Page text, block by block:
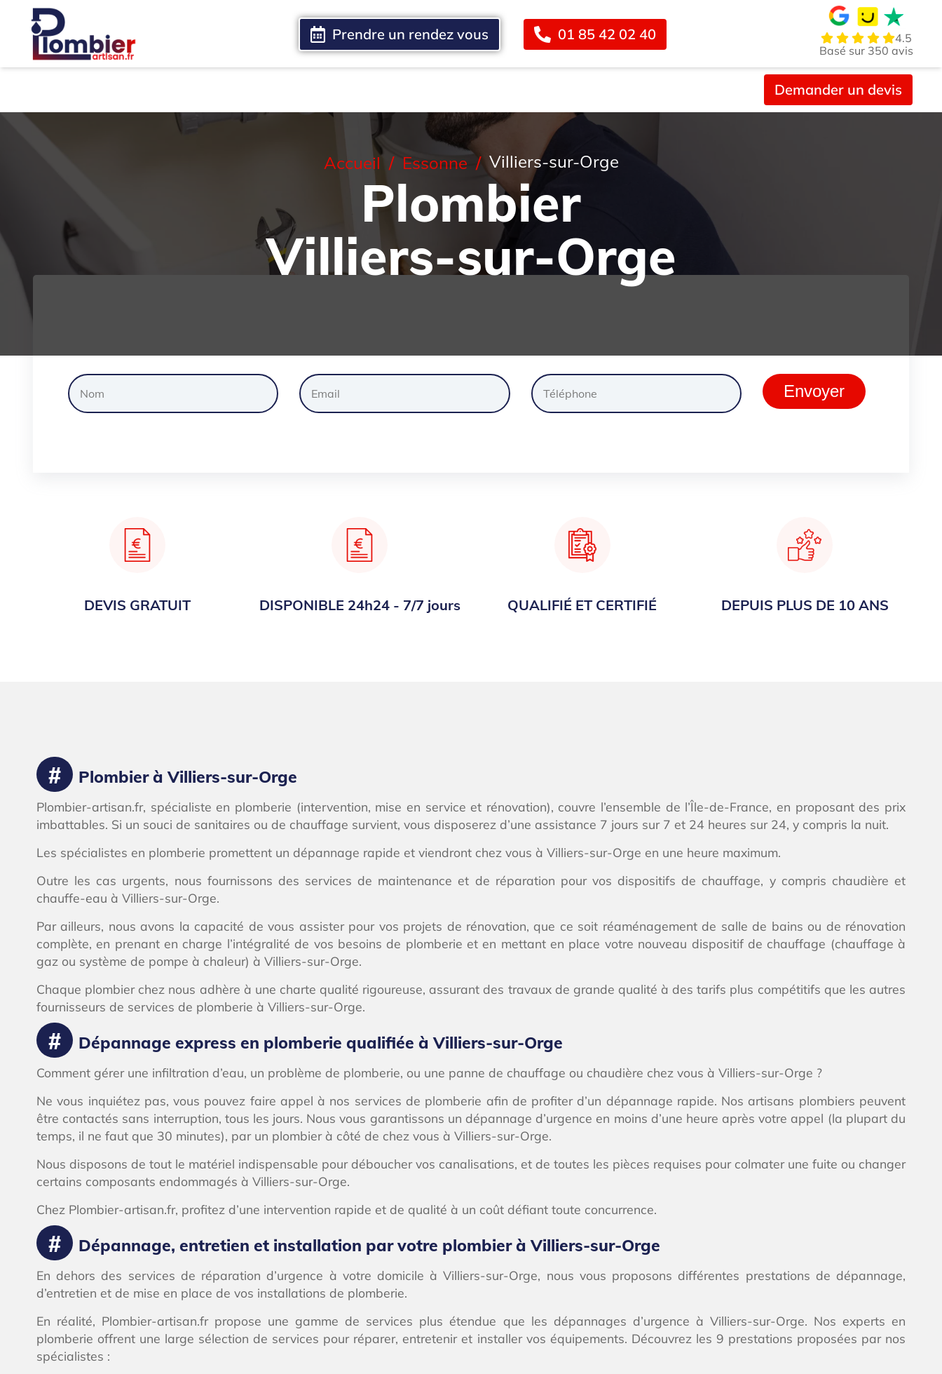
Prendre un rendez vous 01 85 42 02 40
4.5
Basé sur 350 avis
Demander un devis
Accueil Essonne Villiers-sur-Orge
Plombier
Villiers-sur-Orge
Demander un devis gratuitement
Envoyer
DEVIS GRATUIT DISPONIBLE 24h24 - 7/7 jours QUALIFIÉ ET CERTIFIÉ DEPUIS PLUS DE 10 ANS
Plombier à Villiers-sur-Orge
Plombier-artisan.fr, spécialiste en plomberie (intervention, mise en service et rénovation), couvre l’ensemble de l’Île-de-France, en proposant des prix
imbattables. Si un souci de sanitaires ou de chauffage survient, vous disposerez d’une assistance 7 jours sur 7 et 24 heures sur 24, y compris la nuit.
Les spécialistes en plomberie promettent un dépannage rapide et viendront chez vous à Villiers-sur-Orge en une heure maximum.
Outre les cas urgents, nous fournissons des services de maintenance et de réparation pour vos dispositifs de chauffage, y compris chaudière et
chauffe-eau à Villiers-sur-Orge.
Par ailleurs, nous avons la capacité de vous assister pour vos projets de rénovation, que ce soit réaménagement de salle de bains ou de rénovation
complète, en prenant en charge l’intégralité de vos besoins de plomberie et en mettant en place votre nouveau dispositif de chauffage (chauffage à
gaz ou système de pompe à chaleur) à Villiers-sur-Orge.
Chaque plombier chez nous adhère à une charte qualité rigoureuse, assurant des travaux de grande qualité à des tarifs plus compétitifs que les autres
fournisseurs de services de plomberie à Villiers-sur-Orge.
Dépannage express en plomberie qualifiée à Villiers-sur-Orge
Comment gérer une infiltration d’eau, un problème de plomberie, ou une panne de chauffage ou chaudière chez vous à Villiers-sur-Orge ?
Ne vous inquiétez pas, vous pouvez faire appel à nos services de plomberie afin de profiter d’un dépannage rapide. Nos artisans plombiers peuvent
être contactés sans interruption, tous les jours. Nous vous garantissons un dépannage d’urgence en moins d’une heure après votre appel (la plupart du
temps, il ne faut que 30 minutes), par un plombier à côté de chez vous à Villiers-sur-Orge.
Nous disposons de tout le matériel indispensable pour déboucher vos canalisations, et de toutes les pièces requises pour colmater une fuite ou changer
certains composants endommagés à Villiers-sur-Orge.
Chez Plombier-artisan.fr, profitez d’une intervention rapide et de qualité à un coût défiant toute concurrence.
Dépannage, entretien et installation par votre plombier à Villiers-sur-Orge
En dehors des services de réparation d’urgence à votre domicile à Villiers-sur-Orge, nous vous proposons différentes prestations de dépannage,
d’entretien et de mise en place de vos installations de plomberie.
En réalité, Plombier-artisan.fr propose une gamme de services plus étendue que les dépannages d’urgence à Villiers-sur-Orge. Nos experts en
plomberie offrent une large sélection de services pour réparer, entretenir et installer vos équipements. Découvrez les 9 prestations proposées par nos
spécialistes :